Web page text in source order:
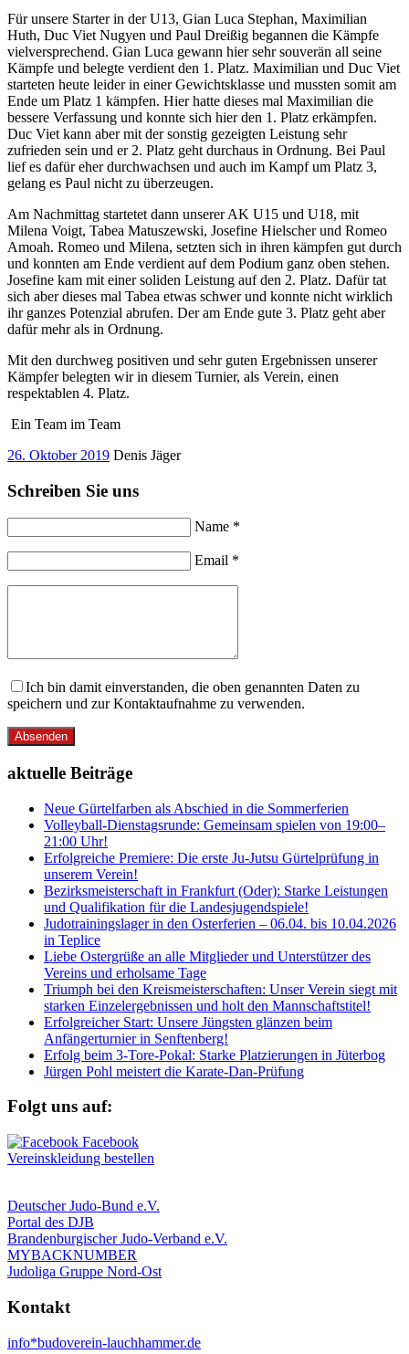
Für unsere Starter in der U13, Gian Luca Stephan, Maximilian
Huth, Duc Viet Nugyen und Paul Dreißig begannen die Kämpfe
vielversprechend. Gian Luca gewann hier sehr souverän all seine
Kämpfe und belegte verdient den 1. Platz. Maximilian und Duc Viet
starteten heute leider in einer Gewichtsklasse und mussten somit am
Ende um Platz 1 kämpfen. Hier hatte dieses mal Maximilian die
bessere Verfassung und konnte sich hier den 1. Platz erkämpfen.
Duc Viet kann aber mit der sonstig gezeigten Leistung sehr
zufrieden sein und er 2. Platz geht durchaus in Ordnung. Bei Paul
lief es dafür eher durchwachsen und auch im Kampf um Platz 3,
gelang es Paul nicht zu überzeugen.
Am Nachmittag startetet dann unserer AK U15 und U18, mit
Milena Voigt, Tabea Matuszewski, Josefine Hielscher und Romeo
Amoah. Romeo und Milena, setzten sich in ihren kämpfen gut durch
und konnten am Ende verdient auf dem Podium ganz oben stehen.
Josefine kam mit einer soliden Leistung auf den 2. Platz. Dafür tat
sich aber dieses mal Tabea etwas schwer und konnte nicht wirklich
ihr ganzes Potenzial abrufen. Der am Ende gute 3. Platz geht aber
dafür mehr als in Ordnung.
Mit den durchweg positiven und sehr guten Ergebnissen unserer
Kämpfer belegten wir in diesem Turnier, als Verein, einen
respektablen 4. Platz.
Ein Team im Team
26. Oktober 2019 Denis Jäger
Schreiben Sie uns
Name *
Email *
Ich bin damit einverstanden, die oben genannten Daten zu
speichern und zur Kontaktaufnahme zu verwenden.
Absenden
aktuelle Beiträge
Neue Gürtelfarben als Abschied in die Sommerferien
Volleyball-Dienstagsrunde: Gemeinsam spielen von 19:00–
21:00 Uhr!
Erfolgreiche Premiere: Die erste Ju-Jutsu Gürtelprüfung in
unserem Verein!
Bezirksmeisterschaft in Frankfurt (Oder): Starke Leistungen
und Qualifikation für die Landesjugendspiele!
Judotrainingslager in den Osterferien – 06.04. bis 10.04.2026
in Teplice
Liebe Ostergrüße an alle Mitglieder und Unterstützer des
Vereins und erholsame Tage
Triumph bei den Kreismeisterschaften: Unser Verein siegt mit
starken Einzelergebnissen und holt den Mannschaftstitel!
Erfolgreicher Start: Unsere Jüngsten glänzen beim
Anfängerturnier in Senftenberg!
Erfolg beim 3-Tore-Pokal: Starke Platzierungen in Jüterbog
Jürgen Pohl meistert die Karate-Dan-Prüfung
Folgt uns auf:
Vereinskleidung bestellen
Deutscher Judo-Bund e.V.
Portal des DJB
Brandenburgischer Judo-Verband e.V.
MYBACKNUMBER
Judoliga Gruppe Nord-Ost
Kontakt
info*budoverein-lauchhammer.de